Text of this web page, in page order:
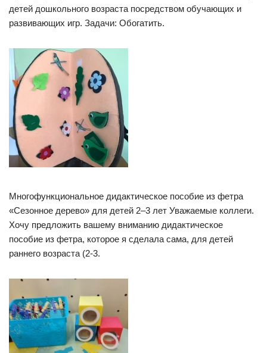
детей дошкольного возраста посредством обучающих и
развивающих игр. Задачи: Обогатить.
Многофункциональное дидактическое пособие из фетра
«Сезонное дерево» для детей 2–3 лет Уважаемые коллеги.
Хочу предложить вашему вниманию дидактическое
пособие из фетра, которое я сделала сама, для детей
раннего возраста (2-3.